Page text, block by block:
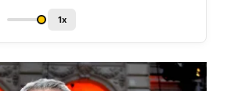
1x